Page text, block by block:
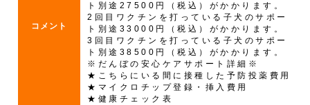
コメント
ト別途27500円（税込）がかかります。
2回目ワクチンを打っている子犬のサポー
ト別途33000円（税込）がかかります。
3回目ワクチンを打っている子犬のサポー
ト別途38500円（税込）がかかります。
※だんぼの安心ケアサポート詳細※
★こちらにいる間に接種した予防投薬費用
★マイクロチップ登録・挿入費用
★健康チェック表